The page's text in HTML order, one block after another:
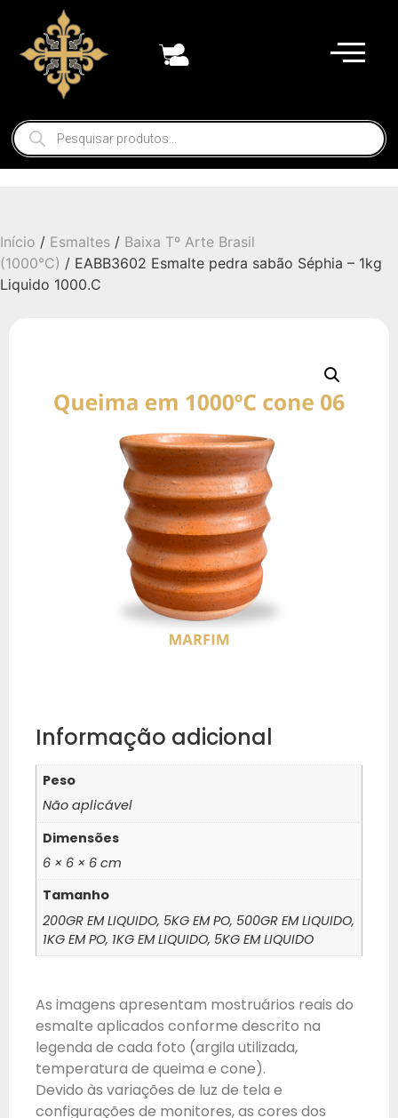
Início / Esmaltes / Baixa Tº Arte Brasil
(1000°C) / EABB3602 Esmalte pedra sabão Séphia – 1kg
Liquido 1000.C
Informação adicional
Peso
Não aplicável
Dimensões
6 × 6 × 6 cm
Tamanho
200GR EM LIQUIDO, 5KG EM PO, 500GR EM LIQUIDO,
1KG EM PO, 1KG EM LIQUIDO, 5KG EM LIQUIDO
As imagens apresentam mostruários reais do
esmalte aplicados conforme descrito na
legenda de cada foto (argila utilizada,
temperatura de queima e cone).
Devido às variações de luz de tela e
configurações de monitores, as cores dos